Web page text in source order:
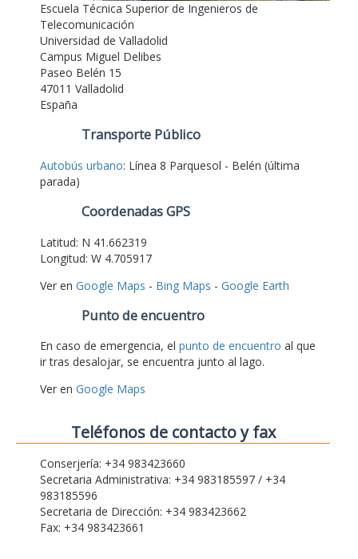
Escuela Técnica Superior de Ingenieros de
Telecomunicación
Universidad de Valladolid
Campus Miguel Delibes
Paseo Belén 15
47011 Valladolid
España
Transporte Público
Autobús urbano: Línea 8 Parquesol - Belén (última
parada)
Coordenadas GPS
Latitud: N 41.662319
Longitud: W 4.705917
Ver en Google Maps - Bing Maps - Google Earth
Punto de encuentro
En caso de emergencia, el punto de encuentro al que
ir tras desalojar, se encuentra junto al lago.
Ver en Google Maps
Teléfonos de contacto y fax
Conserjería: +34 983423660
Secretaria Administrativa: +34 983185597 / +34
983185596
Secretaria de Dirección: +34 983423662
Fax: +34 983423661